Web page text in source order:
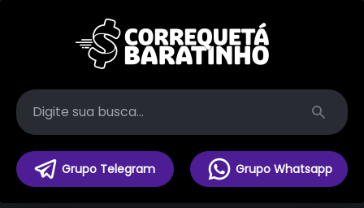
Search
Grupo Telegram Grupo Whatsapp